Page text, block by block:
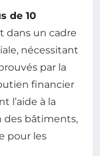
de 10
dans un cadre
nécessitant
par la
financier
l’aide à la
des bâtiments,
pour les